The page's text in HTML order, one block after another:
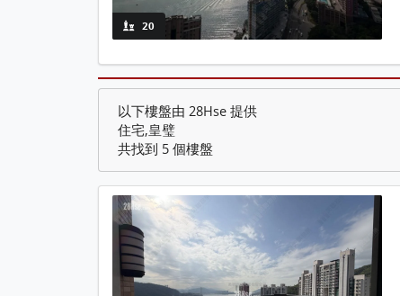
20
以下樓盤由 28Hse 提供
住宅,皇璧
共找到 5 個樓盤